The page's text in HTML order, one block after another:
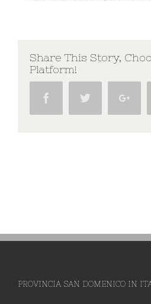
Share This Story,
Platform!
Facebook Twitter
PROVINCIA SAN DOMENICO IN